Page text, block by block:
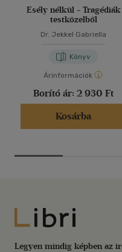
Esély nélkül - Tragédiák
testközelből
Dr. Jekkel Gabriella
Könyv
Árinformációk
Borító ár: 2 930 Ft
Kosárba
Libri
Legyen mindig képben az